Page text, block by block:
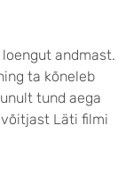
andmast.
ta kõneleb
tund aega
Läti filmi